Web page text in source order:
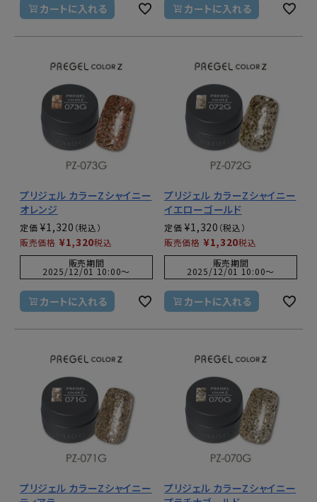
カートに入れる カートに入れる
プリジェル カラーZシャイニー
オレンジ
定価 ¥1,320
販売価格 ¥1,320税込
販売期間
2025/12/01 10:00〜
カートに入れる
プリジェル カラーZシャイニー
イエローゴールド
定価 ¥1,320
販売価格 ¥1,320税込
販売期間
2025/12/01 10:00〜
カートに入れる
プリジェル カラーZシャイニー
プリジェル カラーZシャイニー